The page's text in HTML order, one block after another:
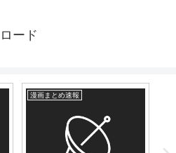
ロード
漫画まとめ速報